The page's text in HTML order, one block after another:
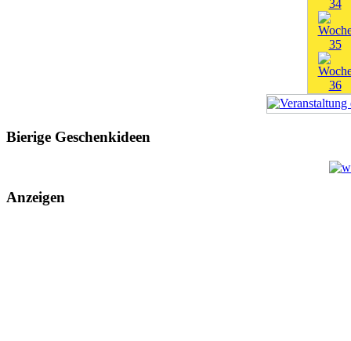
Bierige Geschenkideen
Anzeigen